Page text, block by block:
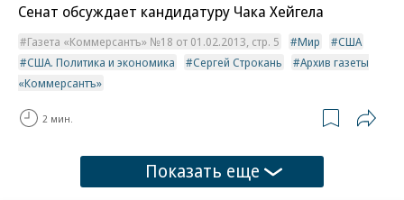
Сенат обсуждает кандидатуру Чака Хейгела
Газета «Коммерсантъ» №18 от 01.02.2013, стр. 5 Мир
США
США. Политика и экономика
Сергей Строкань
Архив газеты
«Коммерсантъ»
2 мин.
Показать еще